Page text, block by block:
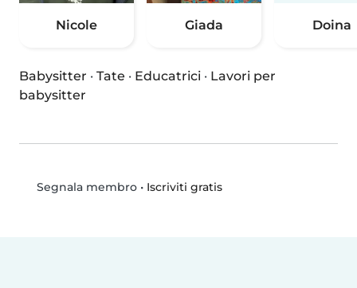
Nicole Giada Doina
Babysitter · Tate · Educatrici · Lavori per
babysitter
Segnala membro• Iscriviti gratis